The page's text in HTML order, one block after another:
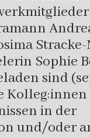
Sophie
sind
Kolleg:innen
in der
und/oder